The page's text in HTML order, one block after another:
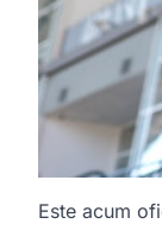
Este acum